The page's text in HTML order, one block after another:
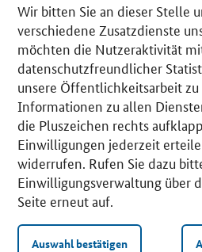
Wir bitten Sie an dieser Stelle
verschiedene Zusatzdienste
möchten die Nutzeraktivität
datenschutzfreundlicher
unsere Öffentlichkeitsarbeit zu
Informationen zu allen
die Pluszeichen rechts
Einwilligungen jederzeit
widerrufen. Rufen Sie dazu
Einwilligungsverwaltung über
Seite erneut auf.
Auswahl bestätigen